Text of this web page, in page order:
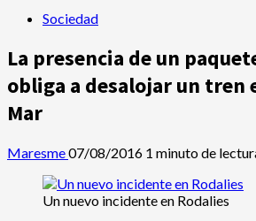
Sociedad
La presencia de un
obliga a desalojar un tren
Mar
Maresme07/08/2016 1 minuto de
Un nuevo incidente en Rodalies